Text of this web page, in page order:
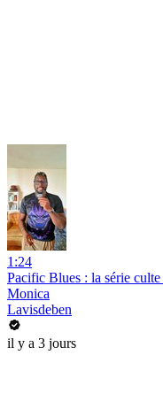
1:24
Pacific Blues : la série
Monica
Lavisdeben
il y a 3 jours